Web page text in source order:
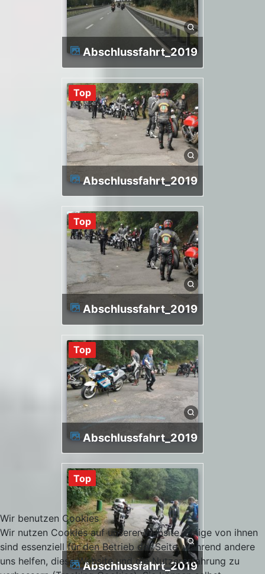
Abschlussfahrt_2019
Top
Abschlussfahrt_2019
Top
Abschlussfahrt_2019
Top
Abschlussfahrt_2019
Top
Abschlussfahrt_2019
Wir benutzen Cookies
Wir nutzen Cookies auf unserer Website. Einige von ihnen
sind essenziell für den Betrieb der Seite, während andere
uns helfen, diese Website und die Nutzererfahrung zu